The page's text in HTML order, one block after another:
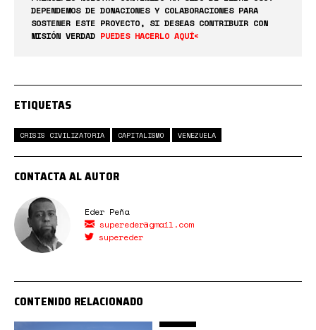
DEPENDEMOS DE DONACIONES Y COLABORACIONES PARA
SOSTENER ESTE PROYECTO, SI DESEAS CONTRIBUIR CON
MISIÓN VERDAD PUEDES HACERLO AQUÍ<
ETIQUETAS
CRISIS CIVILIZATORIA CAPITALISMO VENEZUELA
CONTACTA AL AUTOR
Eder Peña
supereder@gmail.com
supereder
CONTENIDO RELACIONADO